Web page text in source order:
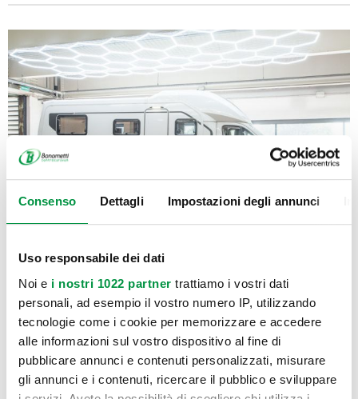
Consenso Dettagli Impostazioni degli annunci
Uso responsabile dei dati
Noi e i nostri 1022 partner trattiamo i vostri dati
personali, ad esempio il vostro numero IP, utilizzando
tecnologie come i cookie per memorizzare e accedere
alle informazioni sul vostro dispositivo al fine di
pubblicare annunci e contenuti personalizzati, misurare
gli annunci e i contenuti, ricercare il pubblico e sviluppare
BURSTNER
SIGNATURE 7.1 CAMBIO AUTOMATICO
PREZZO DI LISTINO F.F: VEICOLO CON DOTAZIONI DI SERIE
84.070€